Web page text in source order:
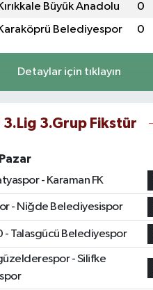
Büyük Anadolu 0
Belediyespor 0
Detaylar için tıklayın
3.Lig 3.Grup Fikstür
- Karaman FK
- Niğde Belediyesispor
- Talasgücü Belediyespor
- Silifke